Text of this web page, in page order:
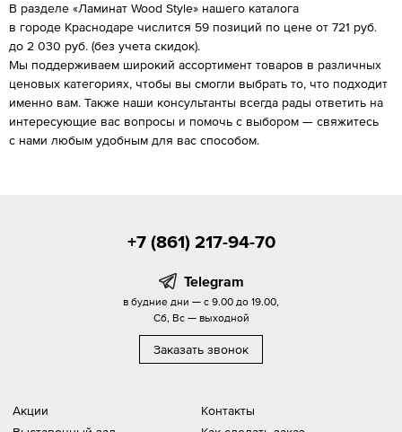
В разделе «Ламинат Wood Style» нашего каталога
в городе Краснодаре числится 59 позиций по цене от 721 руб.
до 2 030 руб. (без учета скидок).
Мы поддерживаем широкий ассортимент товаров в различных
ценовых категориях, чтобы вы смогли выбрать то, что подходит
именно вам. Также наши консультанты всегда рады ответить на
интересующие вас вопросы и помочь с выбором — свяжитесь
с нами любым удобным для вас способом.
Акции
Контакты
+7 (861) 217-94-70
Telegram
в будние дни — с 9.00 до 19.00,
Сб, Вс — выходной
Заказать звонок